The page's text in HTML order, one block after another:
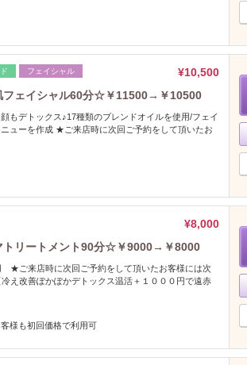
フェイシャル
¥10,500
フェイシャル60分☆￥11500→￥10500
もデトックス♪17種類のブレンドオイルを使用/フェイ
ューを作成 ★ご来店時に次回ご予約をして頂いたお
¥8,000
トリートメント90分☆￥9000→￥8000
★ご来店時に次回ご予約をして頂いたお客様には次
改善ぽかぽかデトックス温活＋１０００円で遠赤
様も初回価格で利用可